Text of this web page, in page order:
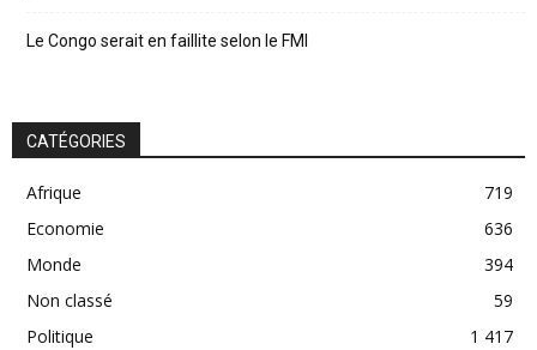
Le Congo serait en faillite selon le FMI
CATÉGORIES
Afrique
719
Economie
636
Monde
394
Non classé
59
Politique
1 417